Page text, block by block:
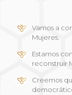
Vamos a
Mujeres.
Estamos
reconstruir
Creemos